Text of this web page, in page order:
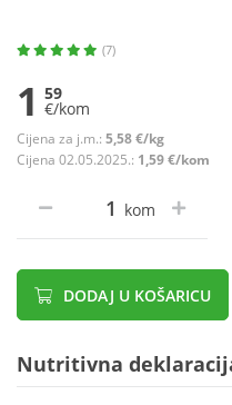
(7)
1 59
€/kom
Cijena za j.m.: 5,58 €/kg
Cijena 02.05.2025.: 1,59 €/kom
kom
DODAJ U KOŠARICU
Nutritivna